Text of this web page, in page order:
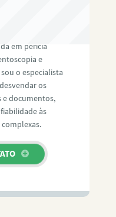
em perícia
e
o especialista
os
e documentos,
às